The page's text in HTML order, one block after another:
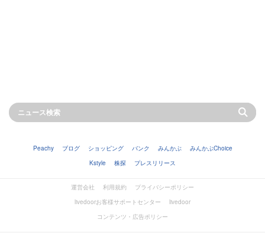
Peachy ブログ ショッピング バンク みんかぶ
みんかぶChoice
Kstyle
株探 プレスリリース
運営会社 利用規約
プライバシーポリシー
livedoorお客様サポートセンター
livedoor
コンテンツ・広告ポリシー